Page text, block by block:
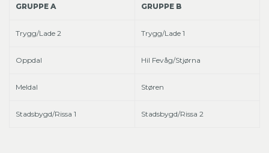
GRUPPE A GRUPPE B
Trygg/Lade 2 Trygg/Lade 1
Oppdal Hil Fevåg/Stjørna
Meldal Støren
Stadsbygd/Rissa 1 Stadsbygd/Rissa 2